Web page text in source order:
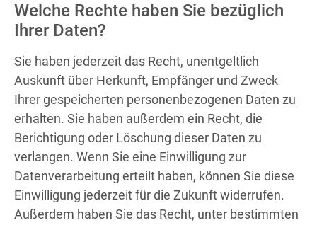
Welche Rechte haben Sie bezüglich
Ihrer Daten?
Sie haben jederzeit das Recht, unentgeltlich
Auskunft über Herkunft, Empfänger und Zweck
Ihrer gespeicherten personenbezogenen Daten zu
erhalten. Sie haben außerdem ein Recht, die
Berichtigung oder Löschung dieser Daten zu
verlangen. Wenn Sie eine Einwilligung zur
Datenverarbeitung erteilt haben, können Sie diese
Einwilligung jederzeit für die Zukunft widerrufen.
Außerdem haben Sie das Recht, unter bestimmten